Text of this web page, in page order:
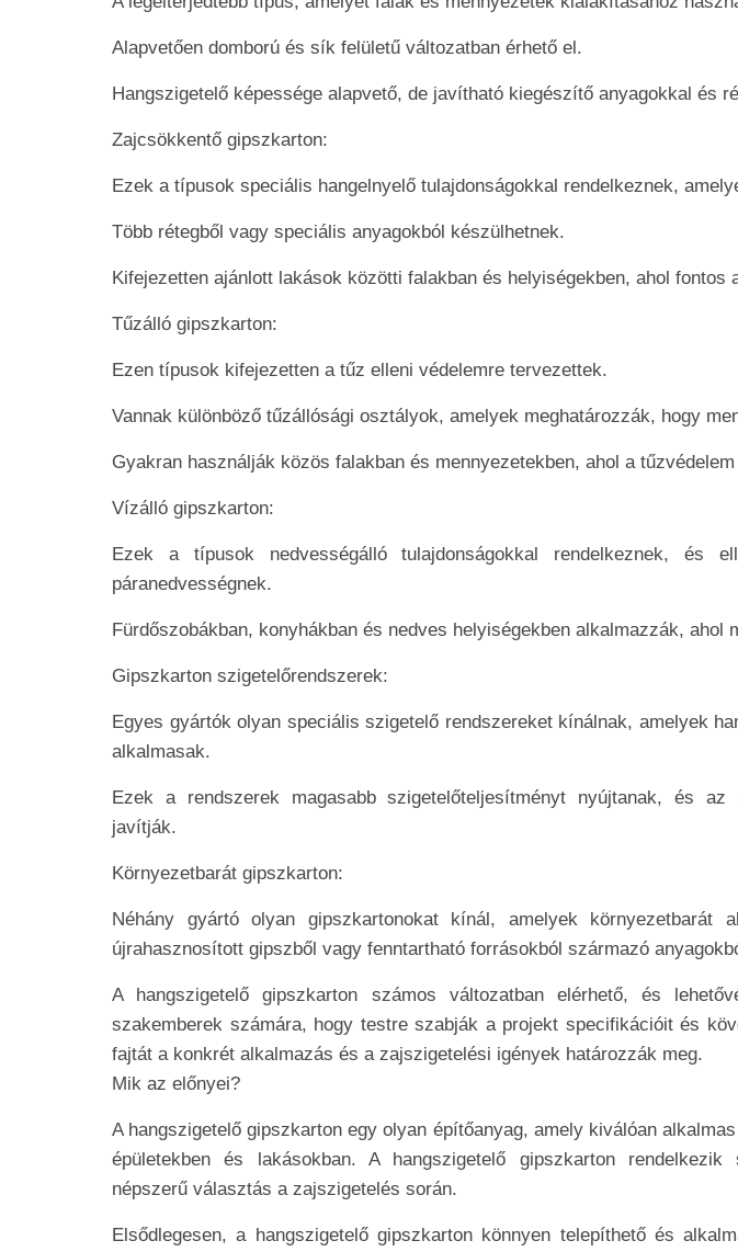
Alapvetően domború és sík felületű változatban érhető el.
Hangszigetelő képessége alapvető, de javítható kiegészítő anyagokkal és
Zajcsökkentő gipszkarton:
Ezek a típusok speciális hangelnyelő tulajdonságokkal rendelkeznek,
Több rétegből vagy speciális anyagokból készülhetnek.
Kifejezetten ajánlott lakások közötti falakban és helyiségekben, ahol fontos
Tűzálló gipszkarton:
Ezen típusok kifejezetten a tűz elleni védelemre tervezettek.
Vannak különböző tűzállósági osztályok, amelyek meghatározzák, hogy
Gyakran használják közös falakban és mennyezetekben, ahol a
Vízálló gipszkarton:
Ezek a típusok nedvességálló tulajdonságokkal rendelkeznek, és
páranedvességnek.
Fürdőszobákban, konyhákban és nedves helyiségekben alkalmazzák, ahol
Gipszkarton szigetelőrendszerek:
Egyes gyártók olyan speciális szigetelő rendszereket kínálnak, amelyek
alkalmasak.
Ezek a rendszerek magasabb szigetelőteljesítményt nyújtanak, és az
javítják.
Környezetbarát gipszkarton:
Néhány gyártó olyan gipszkartonokat kínál, amelyek környezetbarát
újrahasznosított gipszből vagy fenntartható forrásokból származó
A hangszigetelő gipszkarton számos változatban elérhető, és
szakemberek számára, hogy testre szabják a projekt specifikációit és
fajtát a konkrét alkalmazás és a zajszigetelési igények határozzák meg.
Mik az előnyei?
A hangszigetelő gipszkarton egy olyan építőanyag, amely kiválóan
épületekben és lakásokban. A hangszigetelő gipszkarton
népszerű választás a zajszigetelés során.
Elsődlegesen, a hangszigetelő gipszkarton könnyen telepíthető és